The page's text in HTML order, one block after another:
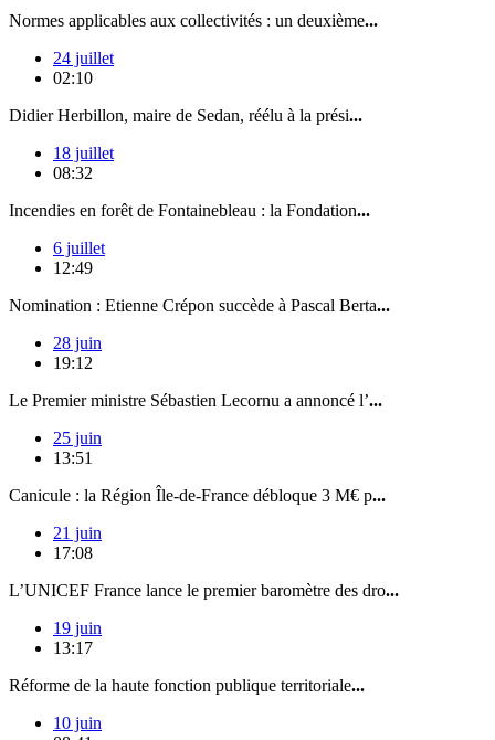
Normes applicables aux collectivités : un deuxième...
24 juillet
02:10
Didier Herbillon, maire de Sedan, réélu à la prési...
18 juillet
08:32
Incendies en forêt de Fontainebleau : la Fondation...
6 juillet
12:49
Nomination : Etienne Crépon succède à Pascal Berta...
28 juin
19:12
Le Premier ministre Sébastien Lecornu a annoncé l’...
25 juin
13:51
Canicule : la Région Île-de-France débloque 3 M€ p...
21 juin
17:08
L’UNICEF France lance le premier baromètre des dro...
19 juin
13:17
Réforme de la haute fonction publique territoriale...
10 juin